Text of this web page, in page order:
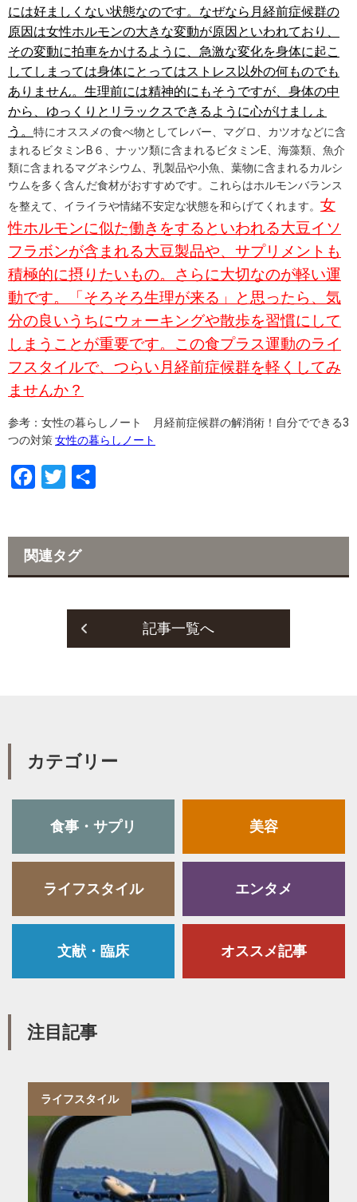
には好ましくない状態なのです。なぜなら月経前症候群の
原因は女性ホルモンの大きな変動が原因といわれており、
その変動に拍車をかけるように、急激な変化を身体に起こ
してしまっては身体にとってはストレス以外の何ものでも
ありません。生理前には精神的にもそうですが、身体の中
から、ゆっくりとリラックスできるように心がけましょ
う。 特にオススメの食べ物としてレバー、マグロ、カツオなどに含
まれるビタミンB６、ナッツ類に含まれるビタミンE、海藻類、魚介
類に含まれるマグネシウム、乳製品や小魚、葉物に含まれるカルシ
ウムを多く含んだ食材がおすすめです。これらはホルモンバランス
を整えて、イライラや情緒不安定な状態を和らげてくれます。 女
性ホルモンに似た働きをするといわれる大豆イソ
フラボンが含まれる大豆製品や、サプリメントも
積極的に摂りたいもの。さらに大切なのが軽い運
動です。「そろそろ生理が来る」と思ったら、気
分の良いうちにウォーキングや散歩を習慣にして
しまうことが重要です。この食プラス運動のライ
フスタイルで、つらい月経前症候群を軽くしてみ
ませんか？
参考：女性の暮らしノート 月経前症候群の解消術！自分でできる3
つの対策女性の暮らしノート
e
b
t
関連タグ
記事一覧へ
カテゴリー
食事・サプリ 美容
ライフスタイル エンタメ
文献・臨床 オススメ記事
注目記事
ライフスタイル